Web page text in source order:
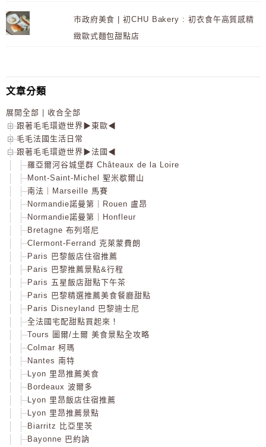
市政府美食 | 初CHU Bakery : 初衣食午高質感精
緻歐式麵包甜點店
文章分類
展開全部
收合全部
跟著毛毛環遊世界▶東歐◀
毛毛法國生活日常
跟著毛毛環遊世界▶法國◀
羅亞爾河谷城堡群 Châteaux de la Loire
Mont-Saint-Michel 聖米歇爾山
南法｜Marseille 馬賽
Normandie諾曼第｜Rouen 盧昂
Normandie諾曼第｜Honfleur
Bretagne 布列塔尼
Clermont-Ferrand 克萊蒙費朗
Paris 巴黎飯店住宿推薦
Paris 巴黎推薦景點&行程
Paris 五星飯店甜點下午茶
Paris 巴黎精選推薦美食餐廳甜點
Paris Disneyland 巴黎迪士尼
全法國宅配甜點買起來！
Tours 圖爾/土爾 美食景點全攻略
Colmar 柯瑪
Nantes 南特
Lyon 里昂推薦美食
Bordeaux 波爾多
Lyon 里昂飯店住宿推薦
Lyon 里昂推薦景點
Biarritz 比亞里茨
Bayonne 巴約訥